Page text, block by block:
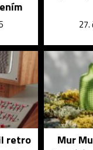
retro
Mur